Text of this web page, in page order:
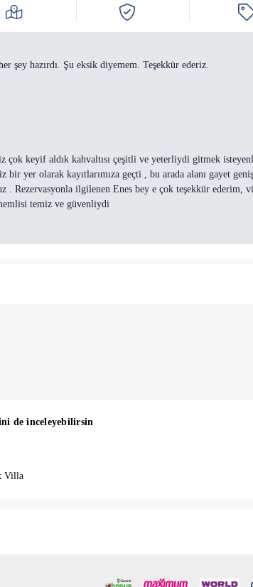
hazırdı. Şu eksik diyemem. Teşekkür ederiz.
çok keyif aldık kahvaltısı çeşitli ve yeterliydi gitmek
yer olarak kayıtlarımıza geçti , bu arada alanı gayet
. Rezervasyonla ilgilenen Enes bey e çok teşekkür ederim,
temiz ve güvenliydi
de inceleyebilirsin
Villa